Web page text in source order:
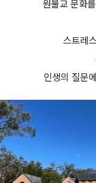
원불교 문화
스트레
인생의 질문